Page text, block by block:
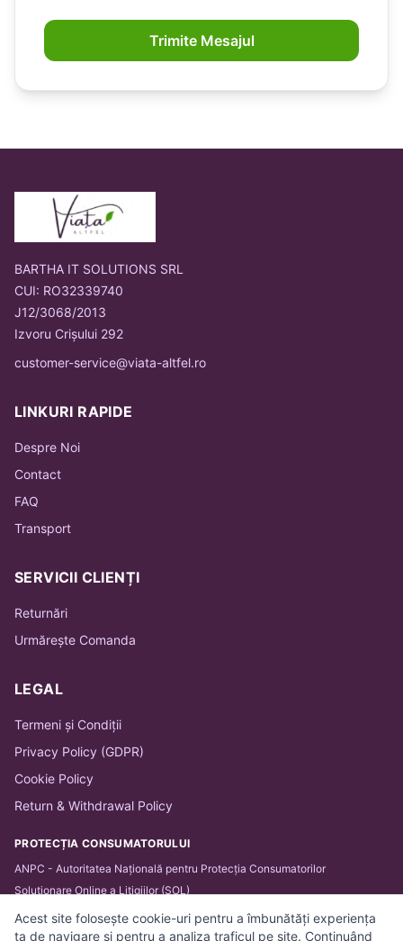
Trimite Mesajul
BARTHA IT SOLUTIONS SRL
CUI: RO32339740
J12/3068/2013
Izvoru Crișului 292
customer-service@viata-altfel.ro
LINKURI RAPIDE
Despre Noi
Contact
FAQ
Transport
SERVICII CLIENȚI
Returnări
Urmărește Comanda
LEGAL
Termeni și Condiții
Privacy Policy (GDPR)
Cookie Policy
Return & Withdrawal Policy
PROTECȚIA CONSUMATORULUI
ANPC - Autoritatea Națională pentru Protecția Consumatorilor
Soluționare Online a Litigiilor (SOL)
Acest site folosește cookie-uri pentru a îmbunătăți experiența
ta de navigare și pentru a analiza traficul pe site. Continuând